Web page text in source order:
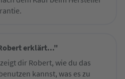
erklärt..."
dir Robert, wie du das
kannst, was es zu